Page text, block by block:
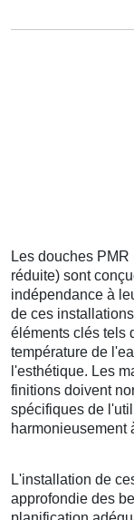
Les douches
réduite) sont
indépendance à
de ces
éléments clés tels
température de
l'esthétique. Les
finitions doivent
spécifiques de
harmonieusement
L'installation de
approfondie des